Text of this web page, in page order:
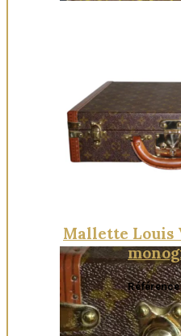
Mallette Louis
Référence